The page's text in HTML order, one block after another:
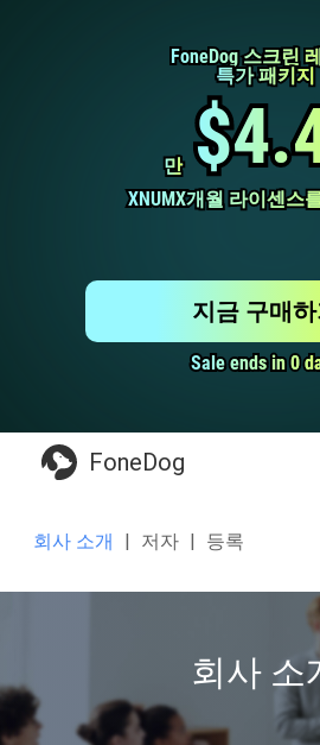
FoneDog 스크린
FoneDog 스크린
특가 패키지
특가 패키지
만
만
XNUMX개월 라이센스
XNUMX개월 라이센스
Sale ends in 0
Sale ends in 0
지금 구매하
FoneDog
회사 소개 | 저자 | 등록
회사 소